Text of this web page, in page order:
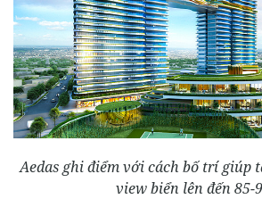
Aedas ghi điểm với cách bố trí giúp
view biển lên đến 85-